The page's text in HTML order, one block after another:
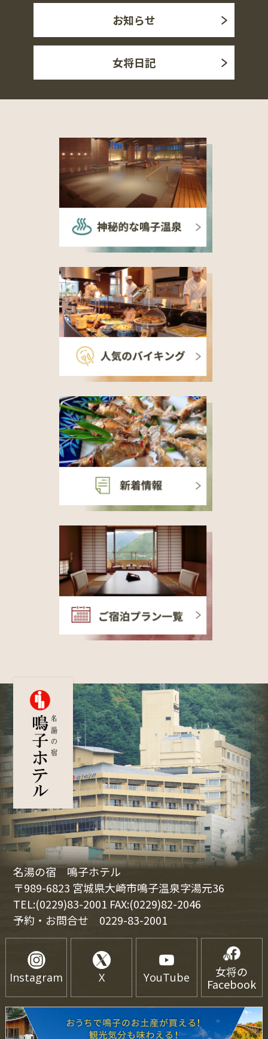
お知らせ
女将日記
名湯の宿 鳴子ホテル
〒989-6823 宮城県大崎市鳴子温泉字湯元36
TEL:(0229)83-2001 FAX:(0229)82-2046
予約・お問合せ 0229-83-2001
Instagram X YouTube
女将の
Facebook